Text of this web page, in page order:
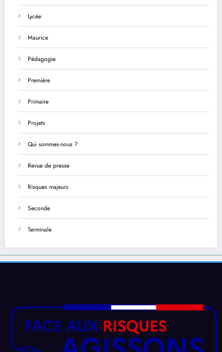
Lycée
Maurice
Pédagogie
Première
Primaire
Projets
Qui sommes-nous ?
Revue de presse
Risques majeurs
Seconde
Terminale